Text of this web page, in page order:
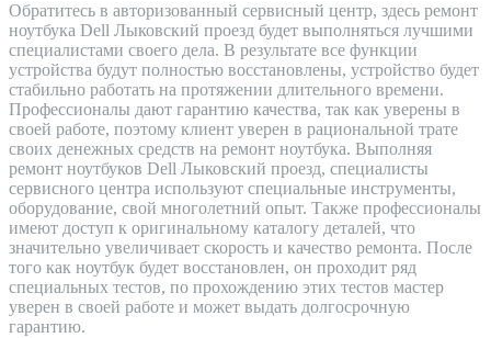
Обратитесь в авторизованный сервисный центр, здесь ремонт
ноутбука Dell Лыковский проезд будет выполняться лучшими
специалистами своего дела. В результате все функции
устройства будут полностью восстановлены, устройство будет
стабильно работать на протяжении длительного времени.
Профессионалы дают гарантию качества, так как уверены в
своей работе, поэтому клиент уверен в рациональной трате
своих денежных средств на ремонт ноутбука. Выполняя
ремонт ноутбуков Dell Лыковский проезд, специалисты
сервисного центра используют специальные инструменты,
оборудование, свой многолетний опыт. Также профессионалы
имеют доступ к оригинальному каталогу деталей, что
значительно увеличивает скорость и качество ремонта. После
того как ноутбук будет восстановлен, он проходит ряд
специальных тестов, по прохождению этих тестов мастер
уверен в своей работе и может выдать долгосрочную
гарантию.